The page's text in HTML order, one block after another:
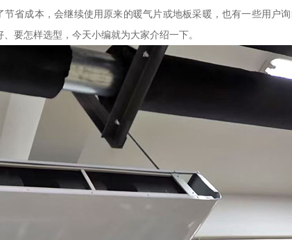
省成本，会继续使用原来的暖气片或地板采暖，也有一些用户
要怎样选型，今天小编就为大家介绍一下。